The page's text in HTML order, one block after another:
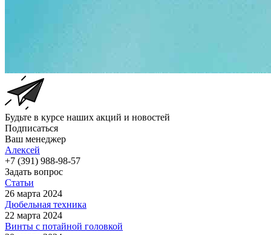
Будьте в курсе наших акций и новостей
Подписаться
Ваш менеджер
Алексей
+7 (391) 988-98-57
Задать вопрос
Статьи
26 марта 2024
Дюбельная техника
22 марта 2024
Винты с потайной головкой